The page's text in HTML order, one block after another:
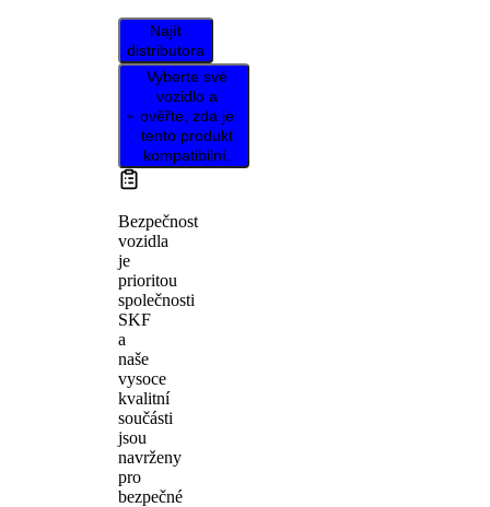
Najít
distributora
Vyberte své
vozidlo a
ověřte, zda je
tento produkt
kompatibilní.
Bezpečnost
vozidla
je
prioritou
společnosti
SKF
a
naše
vysoce
kvalitní
součásti
jsou
navrženy
pro
bezpečné